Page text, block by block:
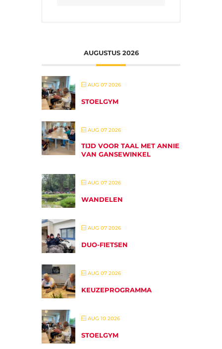
AUGUSTUS 2026
AUG 07 2026
STOELGYM
AUG 07 2026
TIJD VOOR TAAL MET ANNIE
VAN GANSEWINKEL
AUG 07 2026
WANDELEN
AUG 07 2026
DUO-FIETSEN
AUG 07 2026
KEUZEPROGRAMMA
AUG 10 2026
STOELGYM